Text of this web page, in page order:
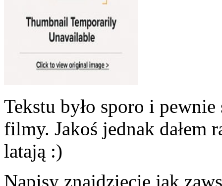
Tekstu było sporo i
filmy. Jakoś jednak dałem
latają :)
Napisy znajdziecie jak